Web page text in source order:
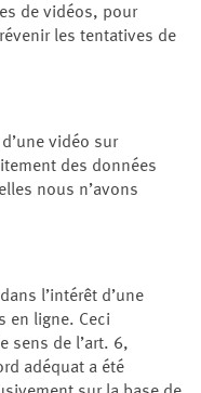
de vidéos, pour
les tentatives de
vidéo sur
des données
nous n’avons
l’intérêt d’une
en ligne. Ceci
sens de l’art. 6,
adéquat a été